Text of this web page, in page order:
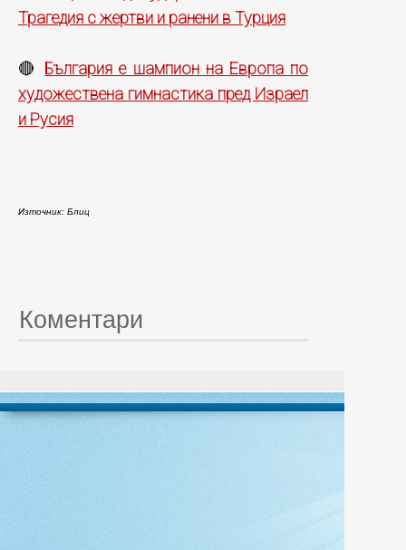
Трагедия с жертви и ранени в Турция
🔴
България е шампион на Европа по
художествена гимнастика пред Израел
и Русия
Източник: Блиц
Коментари